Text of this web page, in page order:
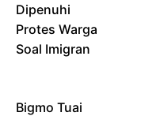
Dipenuhi
Protes Warga
Soal Imigran
Bigmo Tuai